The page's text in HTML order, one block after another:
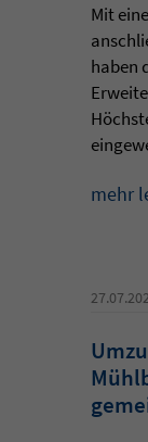
Mit
haben
mehr